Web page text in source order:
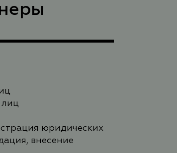
лиц
юридических
внесение